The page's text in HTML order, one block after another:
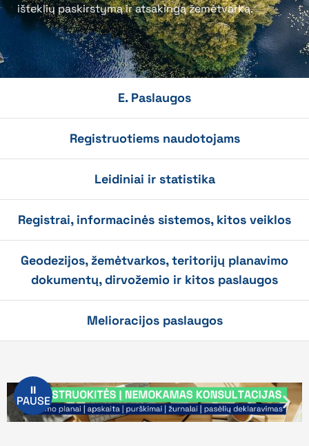
išteklių paskirstymą ir atsakingą žemėtvarką.
E. Paslaugos
Registruotiems naudotojams
Leidiniai ir statistika
Registrai, informacinės sistemos, kitos veiklos
Geodezijos, žemėtvarkos, teritorijų planavimo
dokumentų, dirvožemio ir kitos paslaugos
Melioracijos paslaugos
⏸
PAUSE